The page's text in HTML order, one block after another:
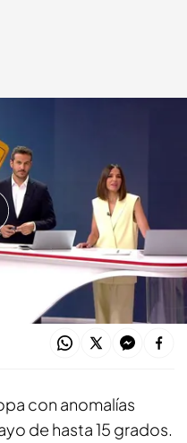
días como estos son
climático en
con anomalías
de hasta 15 grados.